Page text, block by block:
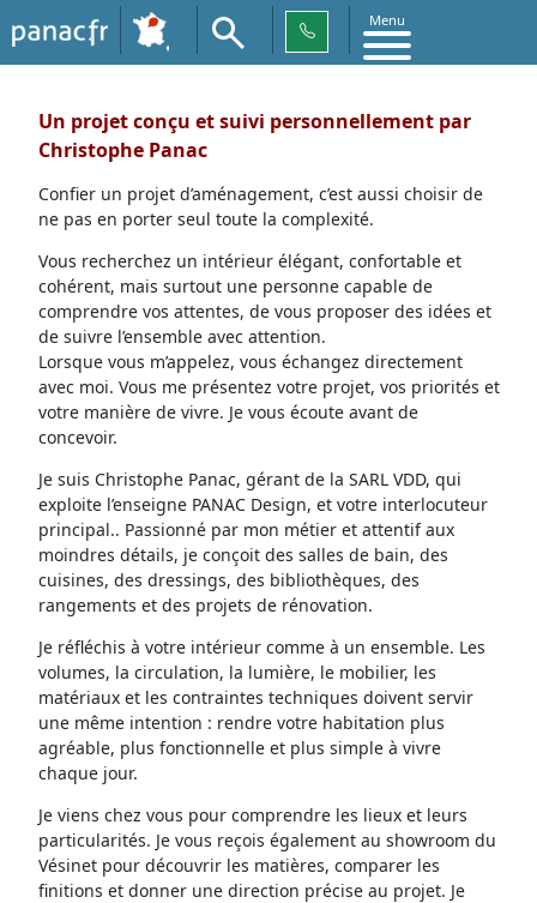
Menu
Un projet conçu et suivi personnellement par
Christophe Panac
Confier un projet d’aménagement, c’est aussi choisir de
ne pas en porter seul toute la complexité.
Vous recherchez un intérieur élégant, confortable et
cohérent, mais surtout une personne capable de
comprendre vos attentes, de vous proposer des idées et
de suivre l’ensemble avec attention.
Lorsque vous m’appelez, vous échangez directement
avec moi. Vous me présentez votre projet, vos priorités et
votre manière de vivre. Je vous écoute avant de
concevoir.
Je suis Christophe Panac, gérant de la SARL VDD, qui
exploite l’enseigne PANAC Design, et votre interlocuteur
principal.. Passionné par mon métier et attentif aux
moindres détails, je conçoit des salles de bain, des
cuisines, des dressings, des bibliothèques, des
rangements et des projets de rénovation.
Je réfléchis à votre intérieur comme à un ensemble. Les
volumes, la circulation, la lumière, le mobilier, les
matériaux et les contraintes techniques doivent servir
une même intention : rendre votre habitation plus
agréable, plus fonctionnelle et plus simple à vivre
chaque jour.
Je viens chez vous pour comprendre les lieux et leurs
particularités. Je vous reçois également au showroom du
Vésinet pour découvrir les matières, comparer les
finitions et donner une direction précise au projet. Je